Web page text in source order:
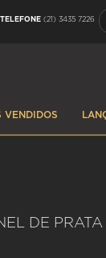
TELEFONE (21) 3435 7226
VENDIDOS
DE